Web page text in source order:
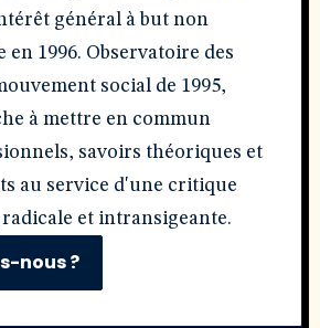
général à but non
1996. Observatoire des
social de 1995,
à mettre en commun
savoirs théoriques et
au service d'une critique
et intransigeante.
nous ?